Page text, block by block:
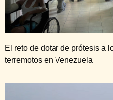
El reto de dotar de prótesis a
terremotos en Venezuela